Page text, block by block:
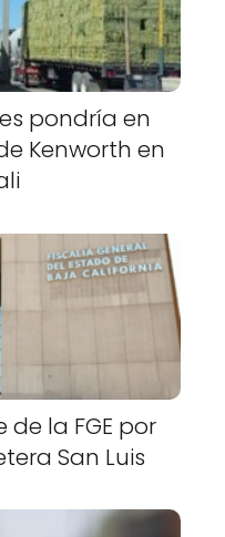
pondría en
Kenworth en
la FGE por
San Luis